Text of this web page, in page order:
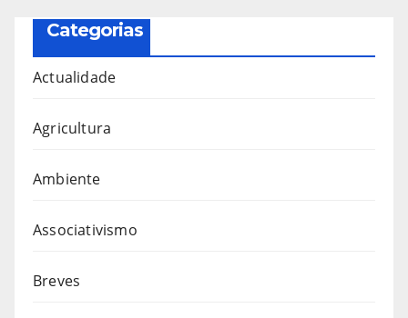
Categorias
Actualidade
Agricultura
Ambiente
Associativismo
Breves